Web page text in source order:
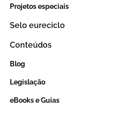
Projetos especiais
Selo eureciclo
Conteúdos
Blog
Legislação
eBooks e Guias